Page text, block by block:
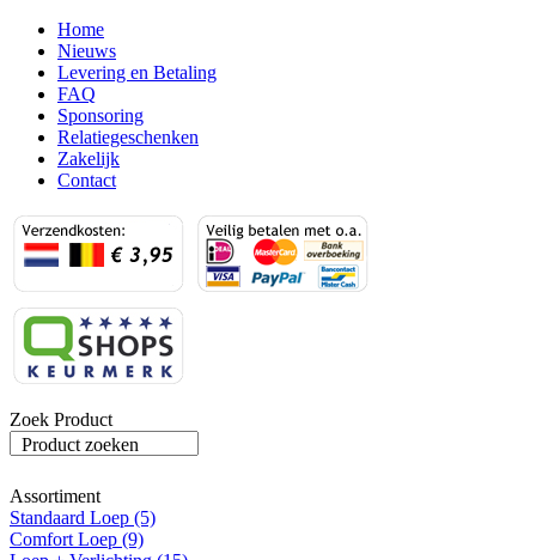
Home
Nieuws
Levering en Betaling
FAQ
Sponsoring
Relatiegeschenken
Zakelijk
Contact
Zoek Product
Product zoeken
Assortiment
Standaard Loep (5)
Comfort Loep (9)